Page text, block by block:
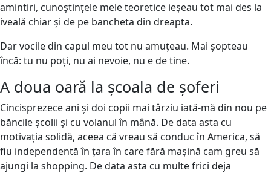
amintiri, cunoștințele mele teoretice ieșeau tot mai des la
iveală chiar și de pe bancheta din dreapta.
Dar vocile din capul meu tot nu amuțeau. Mai șopteau
încă: tu nu poți, nu ai nevoie, nu e de tine.
A doua oară la școala de șoferi
Cincisprezece ani și doi copii mai târziu iată-mă din nou pe
băncile școlii și cu volanul în mână. De data asta cu
motivația solidă, aceea că vreau să conduc în America, să
fiu independentă în țara în care fără mașină cam greu să
ajungi la shopping. De data asta cu multe frici deja